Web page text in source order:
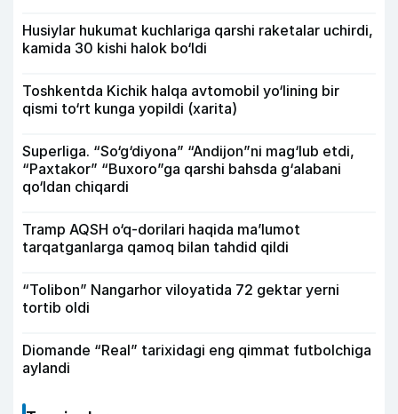
Husiylar hukumat kuchlariga qarshi raketalar uchirdi,
kamida 30 kishi halok bo‘ldi
Toshkentda Kichik halqa avtomobil yo‘lining bir
qismi to‘rt kunga yopildi (xarita)
Superliga. “So‘g‘diyona” “Andijon”ni mag‘lub etdi,
“Paxtakor” “Buxoro”ga qarshi bahsda g‘alabani
qo‘ldan chiqardi
Tramp AQSH o‘q-dorilari haqida ma’lumot
tarqatganlarga qamoq bilan tahdid qildi
“Tolibon” Nangarhor viloyatida 72 gektar yerni
tortib oldi
Diomande “Real” tarixidagi eng qimmat futbolchiga
aylandi